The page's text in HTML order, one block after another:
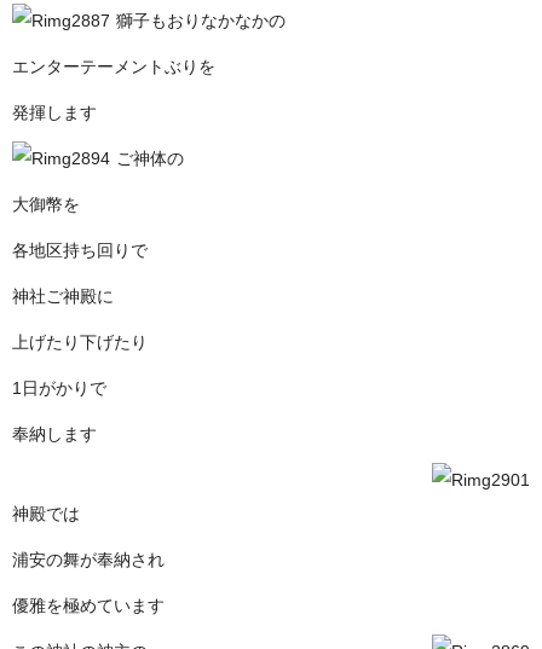
獅子もおりなかなかの
エンターテーメントぶりを
発揮します
ご神体の
大御幣を
各地区持ち回りで
神社ご神殿に
上げたり下げたり
1日がかりで
奉納します
神殿では
浦安の舞が奉納され
優雅を極めています